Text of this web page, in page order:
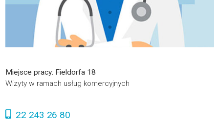
Miejsce pracy: Fieldorfa 18
Wizyty w ramach usług komercyjnych
22 243 26 80